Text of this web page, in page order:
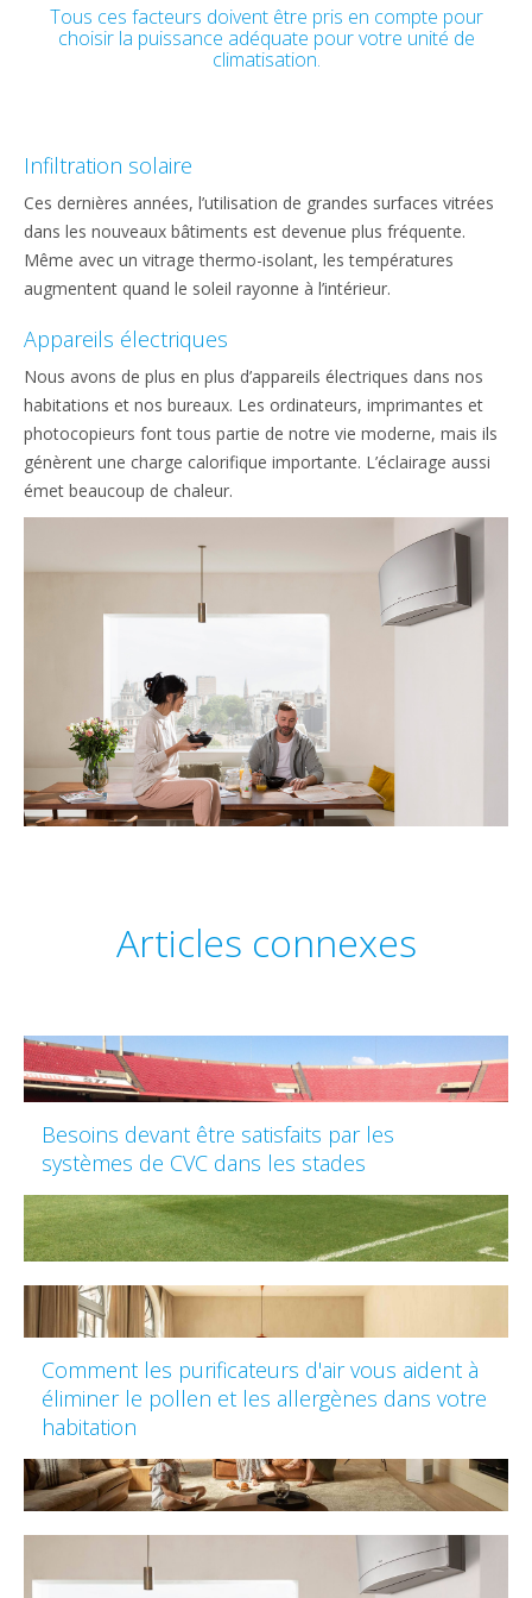
Tous ces facteurs doivent être pris en compte pour
choisir la puissance adéquate pour votre unité de
climatisation.
Infiltration solaire
Ces dernières années, l’utilisation de grandes surfaces vitrées
dans les nouveaux bâtiments est devenue plus fréquente.
Même avec un vitrage thermo-isolant, les températures
augmentent quand le soleil rayonne à l’intérieur.
Appareils électriques
Nous avons de plus en plus d’appareils électriques dans nos
habitations et nos bureaux. Les ordinateurs, imprimantes et
photocopieurs font tous partie de notre vie moderne, mais ils
génèrent une charge calorifique importante. L’éclairage aussi
émet beaucoup de chaleur.
Articles connexes
Besoins devant être satisfaits par les
systèmes de CVC dans les stades
Comment les purificateurs d'air vous aident à
éliminer le pollen et les allergènes dans votre
habitation